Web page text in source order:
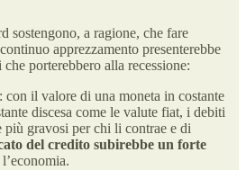
sostengono, a ragione, che fare
apprezzamento presenterebbe
porterebbero alla recessione:
: con il valore di una moneta in costante
discesa come le valute fiat, i debiti
più gravosi per chi li contrae e di
del credito subirebbe un forte